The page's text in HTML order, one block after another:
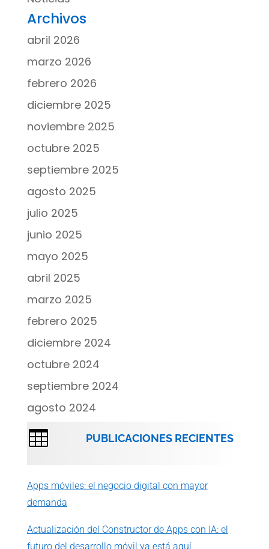
Archivos
abril 2026
marzo 2026
febrero 2026
diciembre 2025
noviembre 2025
octubre 2025
septiembre 2025
agosto 2025
julio 2025
junio 2025
mayo 2025
abril 2025
marzo 2025
febrero 2025
diciembre 2024
octubre 2024
septiembre 2024
agosto 2024
 PUBLICACIONES RECIENTES
Apps móviles: el negocio digital con mayor
demanda
Actualización del Constructor de Apps con IA: el
futuro del desarrollo móvil ya está aquí